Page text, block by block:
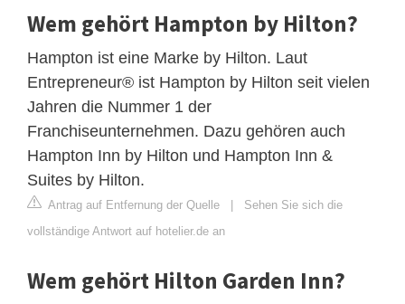
Wem gehört Hampton by Hilton?
Hampton ist eine Marke by Hilton. Laut
Entrepreneur® ist Hampton by Hilton seit vielen
Jahren die Nummer 1 der
Franchiseunternehmen. Dazu gehören auch
Hampton Inn by Hilton und Hampton Inn &
Suites by Hilton.
Antrag auf Entfernung der Quelle | Sehen Sie sich die
vollständige Antwort auf hotelier.de an
Wem gehört Hilton Garden Inn?